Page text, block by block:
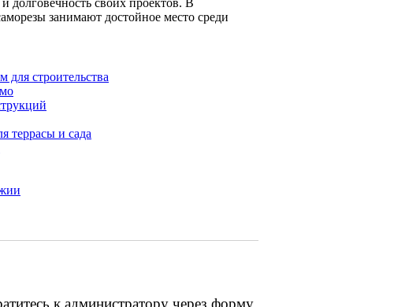
занимают достойное место среди
строительства
террасы и сада
к администратору через форму